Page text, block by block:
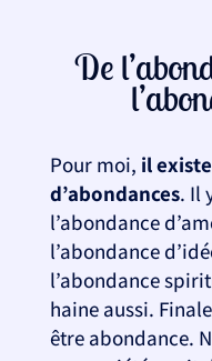
De
Pour moi, il
d’abondances. Il
l’abondance
l’abondance
l’abondance
haine aussi.
être abondance.